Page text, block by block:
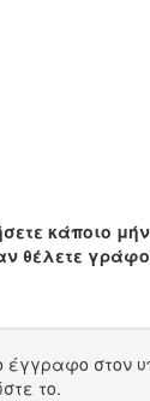
κάποιο
θέλετε
έγγραφο στον
το.